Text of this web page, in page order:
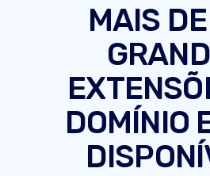
MAIS
DOMÍNIO